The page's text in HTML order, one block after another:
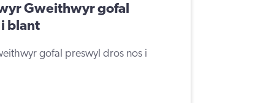
Gweithwyr gofal
blant
gofal preswyl dros nos i